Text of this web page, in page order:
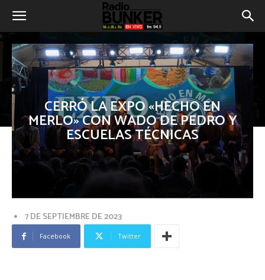
CERRÓ LA EXPO «HECHO EN
MERLO» CON WADO DE PEDRO Y
ESCUELAS TÉCNICAS
7 DE SEPTIEMBRE DE 2023
Facebook Twitter